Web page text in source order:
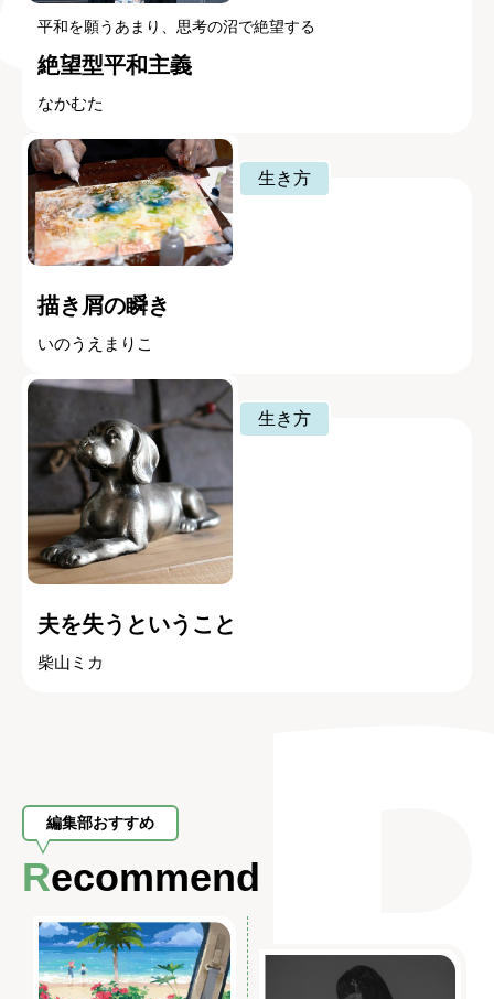
平和を願うあまり、思考の沼で絶望する
絶望型平和主義
なかむた
生き方
描き屑の瞬き
いのうえまりこ
生き方
夫を失うということ
柴山ミカ
編集部おすすめ
Recommend